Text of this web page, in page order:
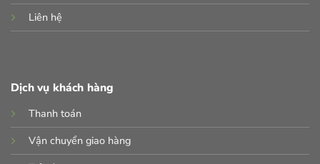
Liên hệ
Dịch vụ khách hàng
Thanh toán
Vận chuyển giao hàng